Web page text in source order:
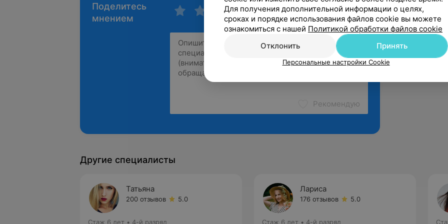
Поделитесь
мнением
Рекомендую
Другие специалисты
Татьяна
200 отзывов 5.0
Стаж 6 лет • 4-й разряд
Лариса
176 отзывов 5.0
Стаж 6 лет • 4-й разряд
Для получения дополнительной информации о целях,
сроках и порядке использования файлов cookie вы можете
ознакомиться с нашей Политикой обработки файлов cookie
Отклонить
Принять
Персональные настройки Cookie